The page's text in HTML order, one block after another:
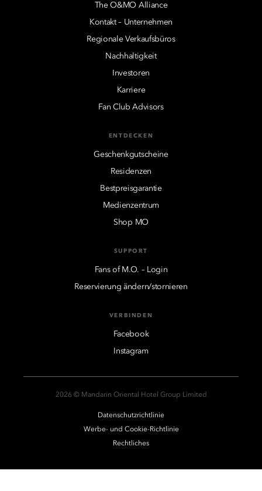
The O&MO Alliance
Kontakt – Unternehmen
Regionale Verkaufsbüros
Nachhaltigkeit
Investoren
Karriere
Fan Club Advisors
ENTDECKEN
Geschenkgutscheine
Residenzen
Bestpreisgarantie
Medienzentrum
Shop MO
SUPPORT
Fans of M.O. – Login
Reservierung ändern/stornieren
VERBINDEN
Facebook
Instagram
2026 © Mandarin Oriental Hotel Group Limited
Datenschutzrichtlinie
Werbe- und Cookie-Richtlinie
Rechtliches